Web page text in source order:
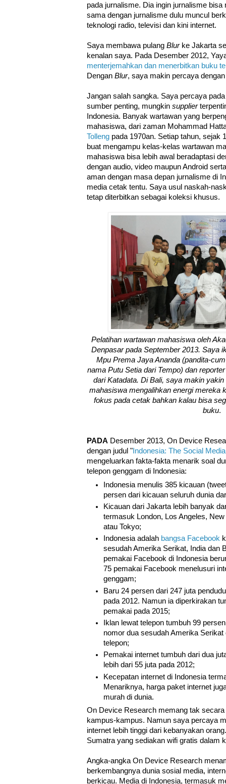
pada jurnalisme. Dia ingin jurnalisme
sama dengan jurnalisme dulu muncul
teknologi radio, televisi dan kini internet.
Saya membawa pulang Blur ke Jakarta
kenalan saya. Pada Desember 2012,
menterjemahkan dan menerbitkan buku
Dengan Blur, saya makin percaya
Jangan salah sangka. Saya percaya
sumber penting, mungkin supplier
Indonesia. Banyak wartawan yang
mahasiswa, dari zaman Mohammad
Tolleng pada 1970an. Setiap tahun, sejak
buat mengampu kelas-kelas wartawan
mahasiswa bisa lebih awal beradaptasi
dengan audio, video maupun Android
aman dengan masa depan jurnalisme di
media cetak tentu. Saya usul naskah-
tetap diterbitkan sebagai koleksi khusus.
Pelatihan wartawan mahasiswa oleh
Denpasar pada September 2013. Saya
Mpu Prema Jaya Ananda (pandita-
nama Putu Setia dari Tempo) dan
dari Katadata. Di Bali, saya makin
mahasiswa mengalihkan energi mereka
fokus pada cetak bahkan kalau bisa
buku.
PADA Desember 2013, On Device
dengan judul " Indonesia: The Social
mengeluarkan fakta-fakta menarik soal
telepon genggam di Indonesia:
Indonesia menulis 385 kicauan
persen dari kicauan seluruh dunia
Kicauan dari Jakarta lebih banyak
termasuk London, Los Angeles,
atau Tokyo;
Indonesia adalah bangsa Facebook
sesudah Amerika Serikat, India dan
pemakai Facebook di Indonesia
75 pemakai Facebook menelusuri
genggam;
Baru 24 persen dari 247 juta
pada 2012. Namun ia diperkirakan
pemakai pada 2015;
Iklan lewat telepon tumbuh 99
nomor dua sesudah Amerika
telepon;
Pemakai internet tumbuh dari dua
lebih dari 55 juta pada 2012;
Kecepatan internet di Indonesia
Menariknya, harga paket internet
murah di dunia.
On Device Research memang tak
kampus-kampus. Namun saya percaya
internet lebih tinggi dari kebanyakan
Sumatra yang sediakan wifi gratis dalam
Angka-angka On Device Research
berkembangnya dunia sosial media,
berkicau. Media di Indonesia, termasuk